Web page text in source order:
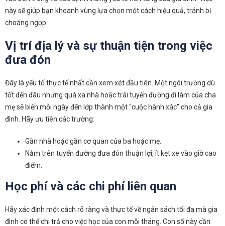
này sẽ giúp bạn khoanh vùng lựa chọn một cách hiệu quả, tránh bị
choáng ngợp.
Vị trí địa lý và sự thuận tiện trong việc
đưa đón
Đây là yếu tố thực tế nhất cần xem xét đầu tiên. Một ngôi trường dù
tốt đến đâu nhưng quá xa nhà hoặc trái tuyến đường đi làm của cha
mẹ sẽ biến mỗi ngày đến lớp thành một “cuộc hành xác” cho cả gia
đình. Hãy ưu tiên các trường:
Gần nhà hoặc gần cơ quan của ba hoặc mẹ.
Nằm trên tuyến đường đưa đón thuận lợi, ít kẹt xe vào giờ cao
điểm.
Học phí và các chi phí liên quan
Hãy xác định một cách rõ ràng và thực tế về ngân sách tối đa mà gia
đình có thể chi trả cho việc học của con mỗi tháng. Con số này cần